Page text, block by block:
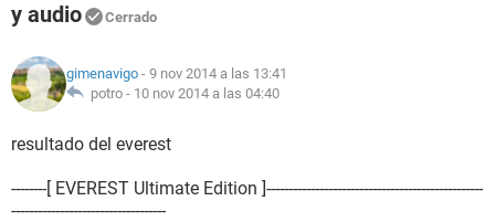
y audio
Cerrado
gimenavigo - 9 nov 2014 a las 13:41
potro - 10 nov 2014 a las 04:40
resultado del everest
--------[ EVEREST Ultimate Edition ]-------------------------------------------------
-----------------------------------